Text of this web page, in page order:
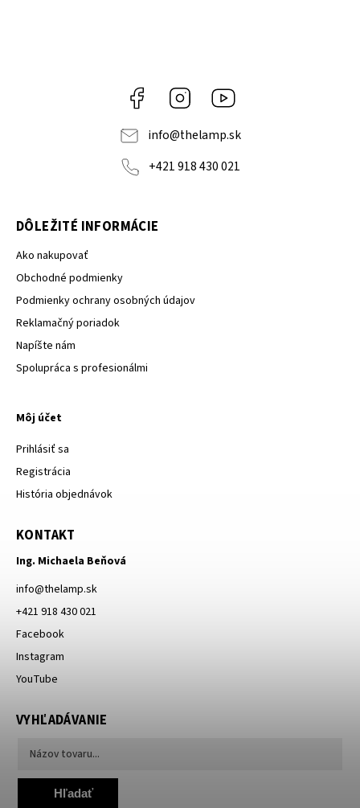
Facebook Instagram
info@thelamp.sk
+421 918 430 021
DÔLEŽITÉ INFORMÁCIE
Ako nakupovať
Obchodné podmienky
Podmienky ochrany osobných údajov
Reklamačný poriadok
Napíšte nám
Spolupráca s profesionálmi
Môj účet
Prihlásiť sa
Registrácia
História objednávok
KONTAKT
Ing. Michaela Beňová
info@thelamp.sk
+421 918 430 021
Facebook
Instagram
YouTube
VYHĽADÁVANIE
Hľadať